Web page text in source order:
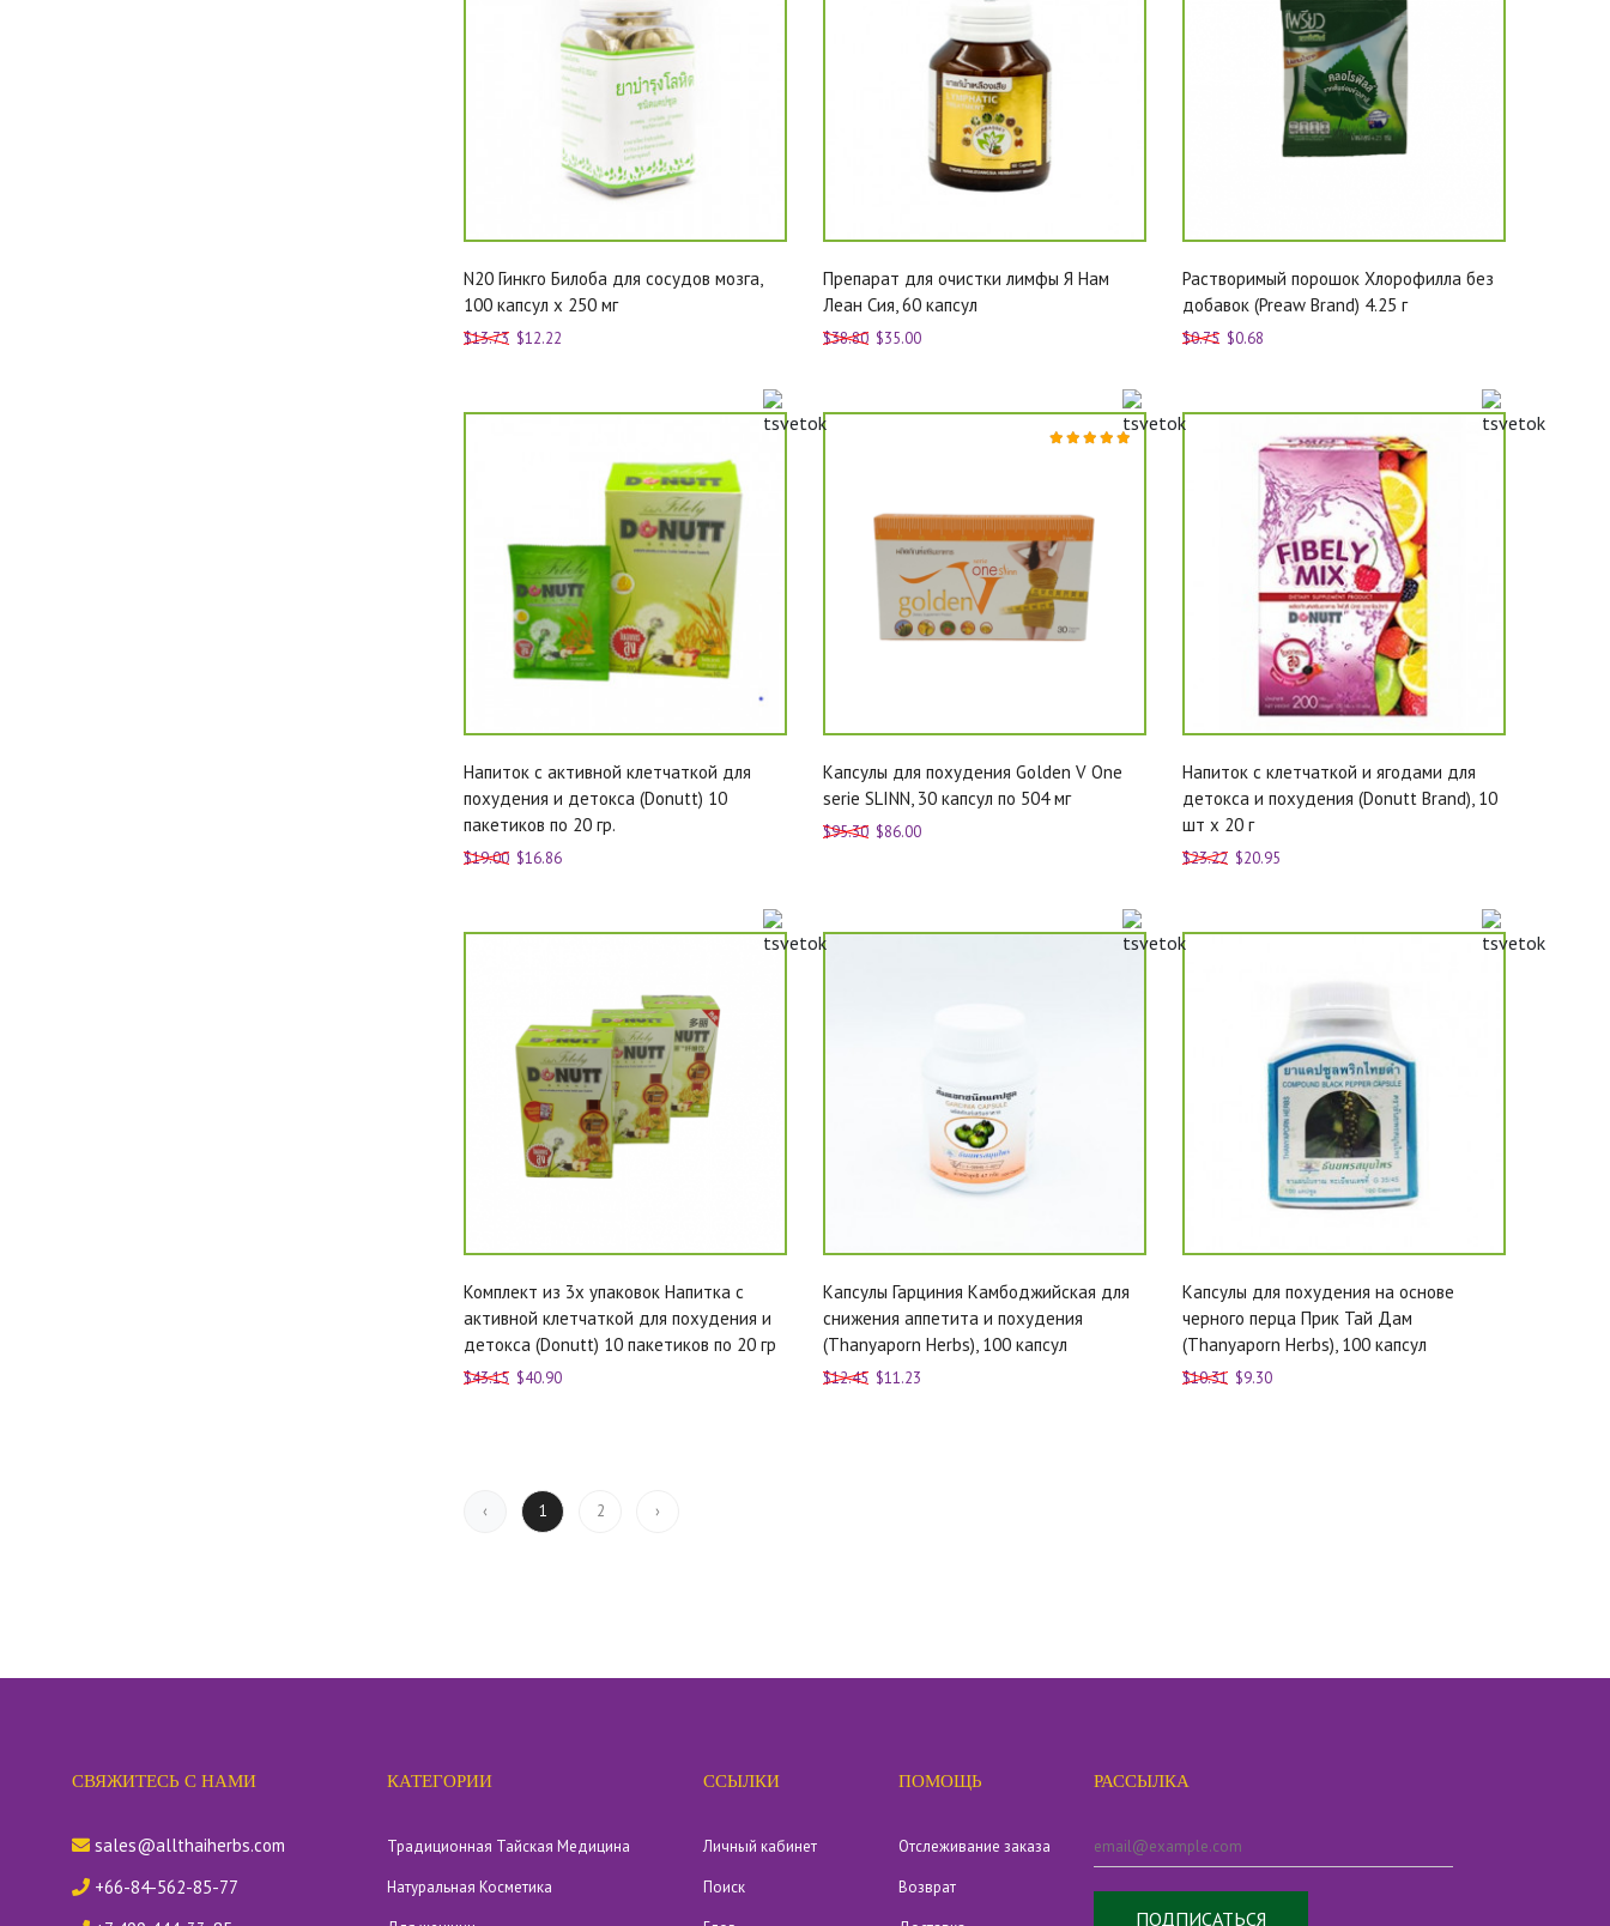
N20 Гинкго Билоба для сосудов мозга,
100 капсул x 250 мг
$13.73 $12.22
Препарат для очистки лимфы Я Нам
Леан Сия, 60 капсул
$38.80 $35.00
Растворимый порошок Хлорофилла без
добавок (Preaw Brand) 4.25 г
$0.75 $0.68
Напиток с активной клетчаткой для
похудения и детокса (Donutt) 10
пакетиков по 20 гр.
$19.00 $16.86
Капсулы для похудения Golden V One
serie SLINN, 30 капсул по 504 мг
$95.30 $86.00
Напиток с клетчаткой и ягодами для
детокса и похудения (Donutt Brand), 10
шт х 20 г
$23.22 $20.95
Комплект из 3х упаковок Напитка с
активной клетчаткой для похудения и
детокса (Donutt) 10 пакетиков по 20 гр
$43.15 $40.90
Капсулы Гарциния Камбоджийская для
снижения аппетита и похудения
(Thanyaporn Herbs), 100 капсул
$12.45 $11.23
Капсулы для похудения на основе
черного перца Прик Тай Дам
(Thanyaporn Herbs), 100 капсул
$10.31 $9.30
‹ 1 2 ›
СВЯЖИТЕСЬ С НАМИ
sales@allthaiherbs.com
+66-84-562-85-77
КАТЕГОРИИ
Традиционная Тайская Медицина
Натуральная Косметика
ССЫЛКИ
Личный кабинет
Поиск
ПОМОЩЬ
Отслеживание заказа
Возврат
РАССЫЛКА
ПОДПИСАТЬСЯ